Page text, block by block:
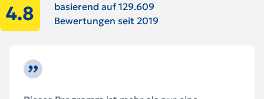
4.8
basierend auf 129.609
Bewertungen seit 2019